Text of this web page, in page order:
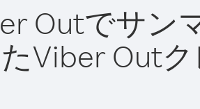
Outでサン
Viber Out